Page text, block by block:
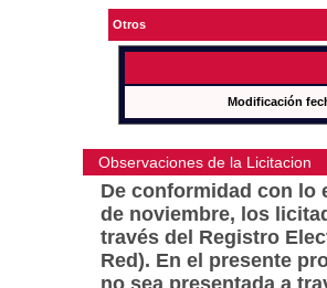
Otros
Modificación
Observaciones de la Licitacion
De conformidad con lo
de noviembre, los
través del Registro
Red). En el presente
no sea presentada a